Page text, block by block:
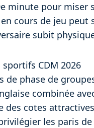
minute pour miser
cours de jeu peut
subit
CDM 2026
de phase de
combinée
des cotes
les paris de